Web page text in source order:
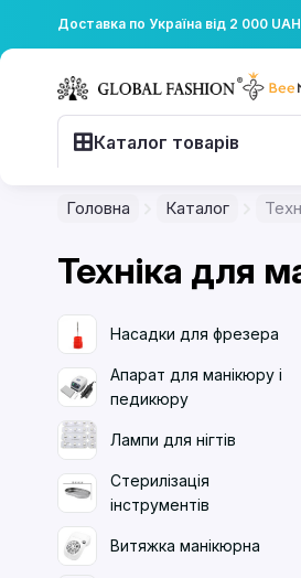
Доставка по Україна від 2 000
Каталог товарів
Головна Каталог
Техніка для
Насадки для фрезера
Апарат для манікюру і
педикюру
Лампи для нігтів
Стерилізація
інструментів
Витяжка манікюрна